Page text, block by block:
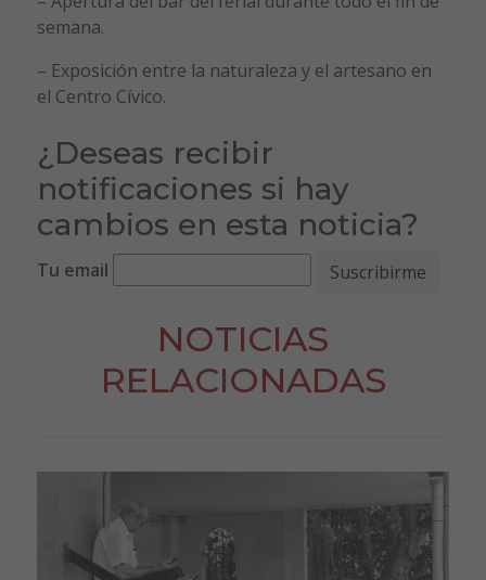
semana.
– Exposición entre la naturaleza y el artesano en
el Centro Cívico.
¿Deseas recibir
notificaciones si hay
cambios en esta noticia?
Tu email
NOTICIAS
RELACIONADAS